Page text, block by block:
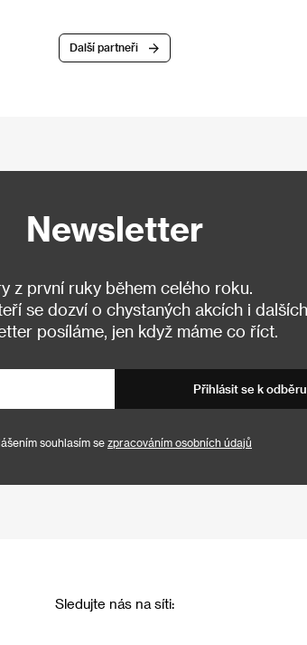
Další partneři
Newsletter
z první ruky během celého roku.
se dozví o chystaných akcích i
posíláme, jen když máme co říct.
Přihlásit se k odběru
souhlasím se zpracováním osobních údajů
Sledujte nás na síti: